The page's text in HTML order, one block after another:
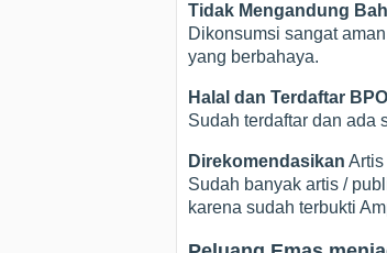
Tidak Mengandung
Dikonsumsi sangat
yang berbahaya.
Halal dan Terdaftar
Sudah terdaftar dan ada
Direkomendasikan
Sudah banyak artis /
karena sudah terbukti